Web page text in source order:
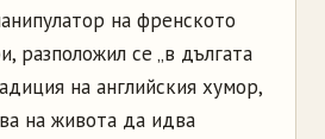
на френското
разположил се „в дългата
на английския хумор,
на живота да идва